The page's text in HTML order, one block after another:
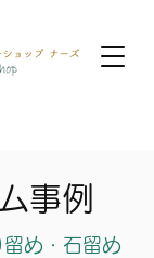
事例
め・石留め